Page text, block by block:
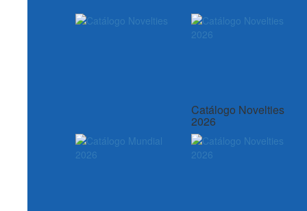
Catálogo Novelties
2026